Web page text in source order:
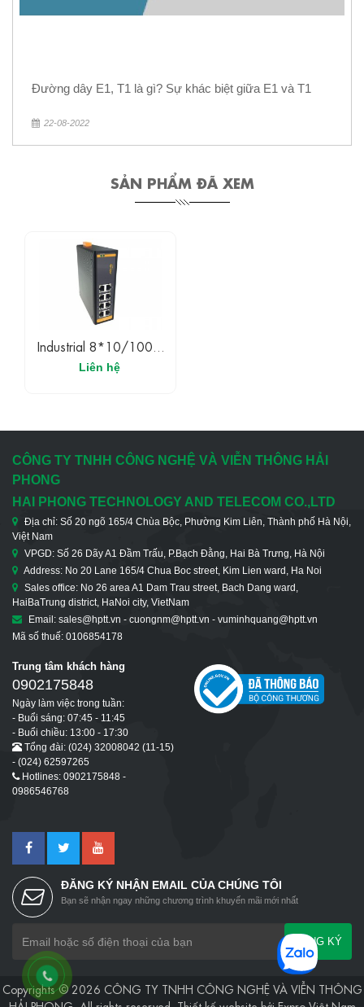
Đường dây E1, T1 là gì? Sự khác biệt giữa E1 và T1
22-08-2022
SẢN PHẨM ĐÃ XEM
Industrial 8*10/100M
TX (OPT-IES1008)
Liên hệ
CÔNG TY TNHH CÔNG NGHỆ VÀ VIỄN THÔNG HẢI
PHONG
HAI PHONG TECHNOLOGY AND TELECOM CO.,LTD
Địa chỉ: Số 20 ngõ 165/4 Chùa Bộc, Phường Kim Liên, Thành phố Hà Nội,
Việt Nam
VPGD: Số 26 Dãy A1 Đầm Trấu, P.Bạch Đằng, Hai Bà Trưng, Hà Nội
Address: No 20 Lane 165/4 Chua Boc street, Kim Lien ward, Ha Noi
Sales office: No 26 area A1 Dam Trau street, Bach Dang ward,
HaiBaTrung district, HaNoi city, VietNam
Email: sales@hptt.vn - cuongnm@hptt.vn - vuminhquang@hptt.vn
Mã số thuế: 0106854178
Trung tâm khách hàng
0902175848
Ngày làm việc trong tuần:
- Buổi sáng: 07:45 - 11:45
- Buổi chiều: 13:00 - 17:30
Tổng đài: (024) 32008042 (11-15)
- (024) 62597265
Hotlines: 0902175848 -
0986546768
ĐĂNG KÝ NHẬN EMAIL CỦA CHÚNG TÔI
Bạn sẽ nhận ngay những chương trình khuyến mãi mới nhất
ĐĂNG KÝ
Copyrights © 2026 CÔNG TY TNHH CÔNG NGHỆ VÀ VIỄN THÔNG